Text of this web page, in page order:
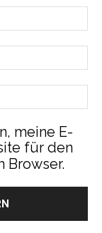
meine E-
für den
Browser.